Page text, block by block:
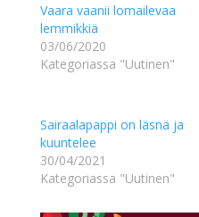
Vaara vaanii lomailevaa
lemmikkiä
03/06/2020
Kategoriassa "Uutinen"
Sairaalapappi on läsnä ja
kuuntelee
30/04/2021
Kategoriassa "Uutinen"